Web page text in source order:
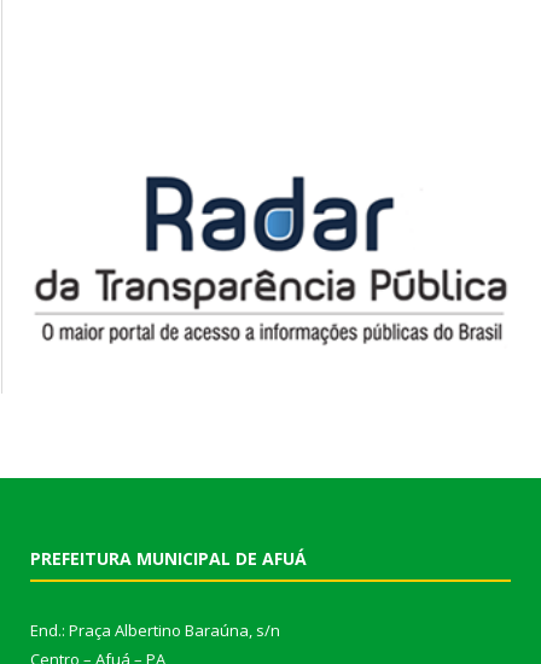
PREFEITURA MUNICIPAL DE AFUÁ
End.: Praça Albertino Baraúna, s/n
Centro – Afuá – PA